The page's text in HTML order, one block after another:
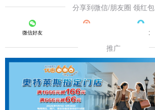
分享到微信/朋友圈 领红包
微信好友 QQ好友
推广